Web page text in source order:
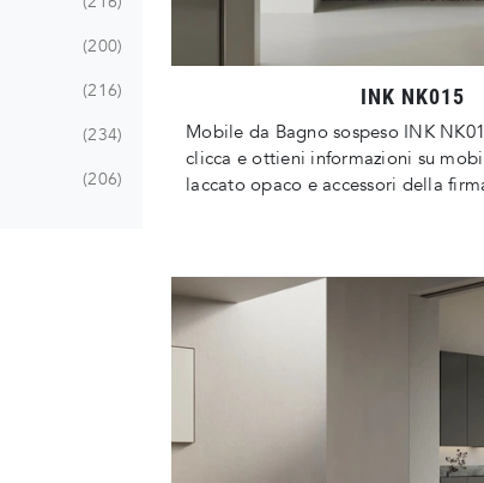
INK NK015
Mobile da Bagno sospeso INK
clicca e ottieni informazioni su
laccato opaco e accessori della
200
216
234
206